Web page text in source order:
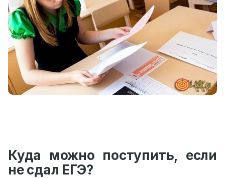
Куда можно поступить, если
не сдал ЕГЭ?